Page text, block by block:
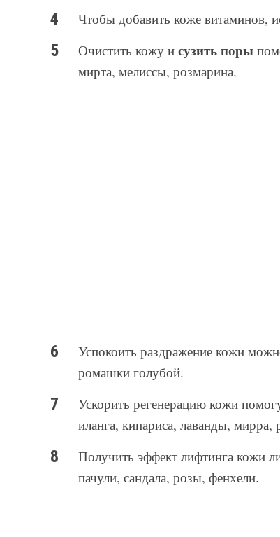
Чтобы добавить коже витаминов,
Очистить кожу и сузить поры
мирта, мелиссы, розмарина.
Успокоить раздражение кожи
ромашки голубой.
Ускорить регенерацию кожи
иланга, кипариса, лаванды,
Получить эффект лифтинга кожи
пачули, сандала, розы, фенхели.